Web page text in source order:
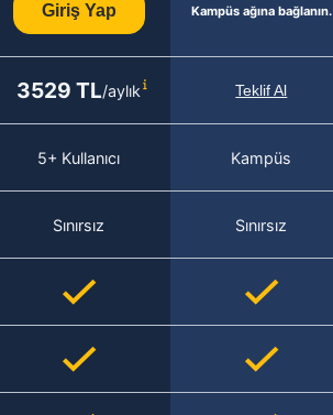
Giriş Yap Kampüs ağına bağlanın.
3529 TL/aylık Teklif Al
5+ Kullanıcı Kampüs
Sınırsız Sınırsız